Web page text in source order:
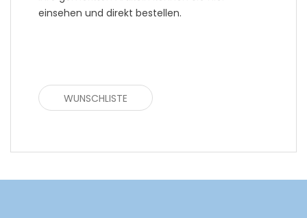
einsehen und direkt bestellen.
WUNSCHLISTE